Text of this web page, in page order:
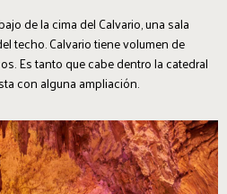
de la cima del Calvario, una sala
techo. Calvario tiene volumen de
Es tanto que cabe dentro la catedral
con alguna ampliación.